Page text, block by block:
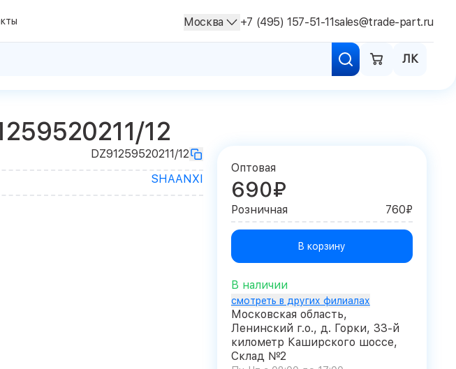
ЛК
Москва +7 (495) 157-51-11sales@trade-part.ru
12
DZ91259520211/12
SHAANXI
Оптовая
690₽
Розничная 760₽
В корзину
В наличии
смотреть в других филиалах
Московская область,
Ленинский г.о., д. Горки, 33-й
километр Каширского шоссе,
Склад №2